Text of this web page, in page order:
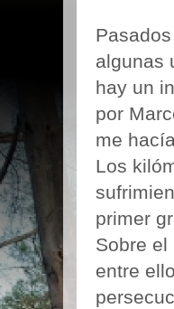
algunas
hay un
por
me
Los
primer
Sobre
entre